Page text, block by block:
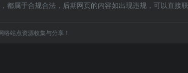
都属于合规合法，后期网页的内容如出现违规，可以直接
站点资源收集与分享！